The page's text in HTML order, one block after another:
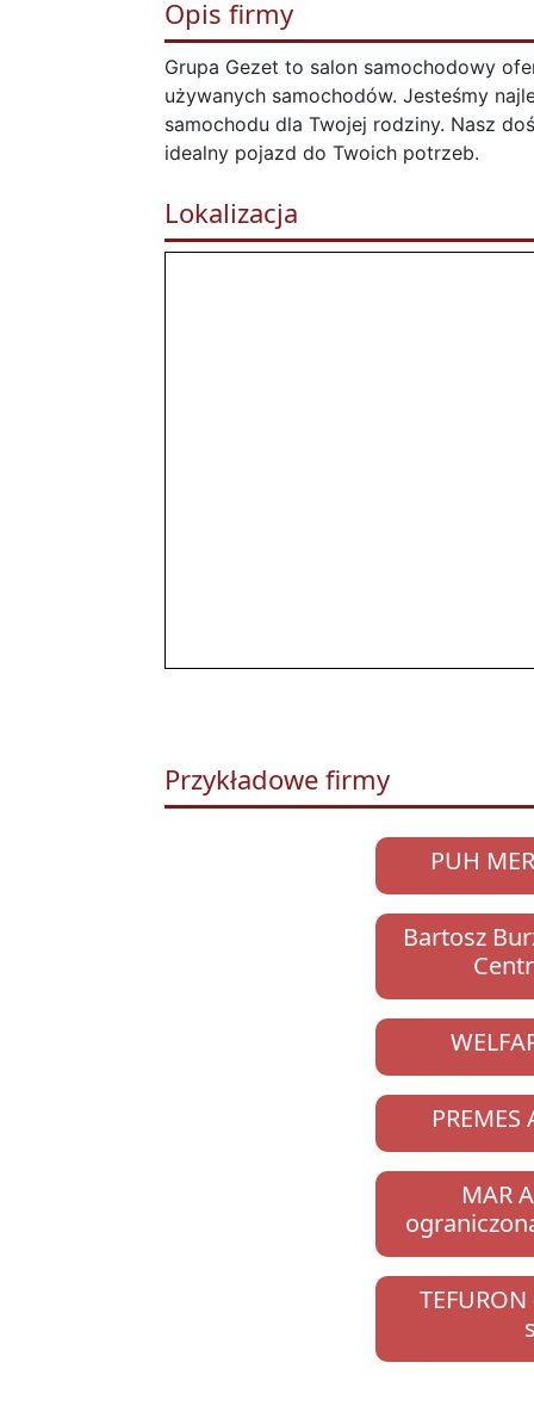
Opis firmy
Grupa Gezet to salon samochodowy
używanych samochodów. Jesteśmy
samochodu dla Twojej rodziny. Nasz
idealny pojazd do Twoich potrzeb.
Lokalizacja
Przykładowe firmy
PUH
Bartosz
PREMES
MAR